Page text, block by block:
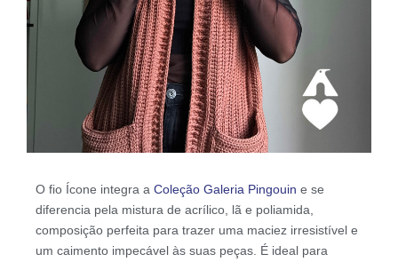
O fio Ícone integra a Coleção Galeria Pingouin e se
diferencia pela mistura de acrílico, lã e poliamida,
composição perfeita para trazer uma maciez irresistível e
um caimento impecável às suas peças. É ideal para